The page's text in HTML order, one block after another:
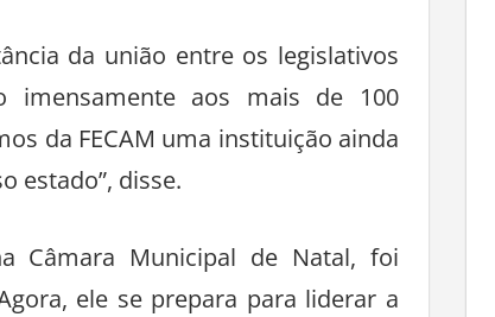
da união entre os legislativos
imensamente aos mais de 100
da FECAM uma instituição ainda
estado”, disse.
Câmara Municipal de Natal, foi
ele se prepara para liderar a